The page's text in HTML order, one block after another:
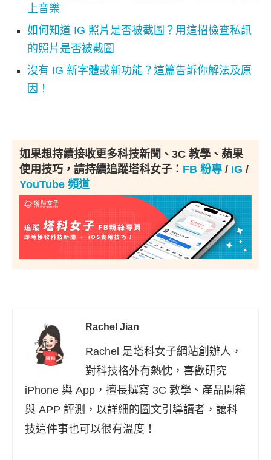
上音樂
如何知道 IG 照片是否被截圖？用這招檢查私訊
的照片是否被截圖
沒有 IG 新字體或新功能？這篇告訴你解法及原
因！
如果想持續接收更多科技新聞、3C 教學、蘋果
使用技巧，請持續追蹤塔科女子： FB 粉專 / IG /
YouTube 頻道
Rachel Jian
Rachel 是塔科女子網站創辦人，
對科技格外有熱忱，喜歡研究
iPhone 與 App，擅長撰寫 3C 教學、產品開箱
與 APP 評測，以詳細的圖文引導讀者，讓科
技這件事也可以很有溫度！